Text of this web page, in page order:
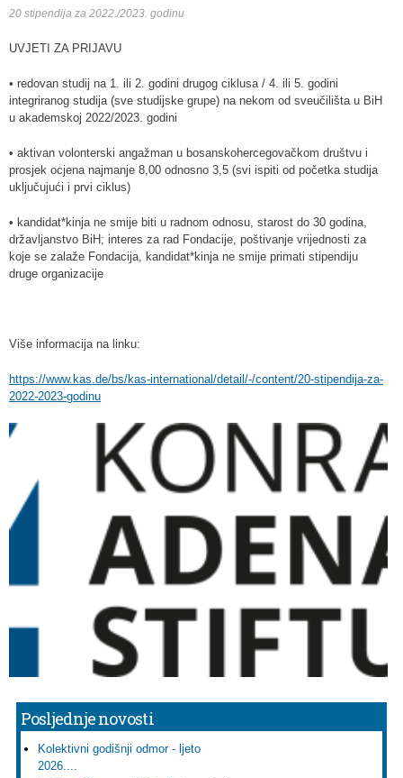
20 stipendija za 2022./2023. godinu
UVJETI ZA PRIJAVU
• redovan studij na 1. ili 2. godini drugog ciklusa / 4. ili 5. godini
integriranog studija (sve studijske grupe) na nekom od sveučilišta u BiH
u akademskoj 2022/2023. godini
• aktivan volonterski angažman u bosanskohercegovačkom društvu i
prosjek ocjena najmanje 8,00 odnosno 3,5 (svi ispiti od početka studija
uključujući i prvi ciklus)
• kandidat*kinja ne smije biti u radnom odnosu, starost do 30 godina,
državljanstvo BiH; interes za rad Fondacije, poštivanje vrijednosti za
koje se zalaže Fondacija, kandidat*kinja ne smije primati stipendiju
druge organizacije
Više informacija na linku:
https://www.kas.de/bs/kas-international/detail/-/content/20-stipendija-za-
2022-2023-godinu
Posljednje novosti
Kolektivni godišnji odmor - ljeto
2026....